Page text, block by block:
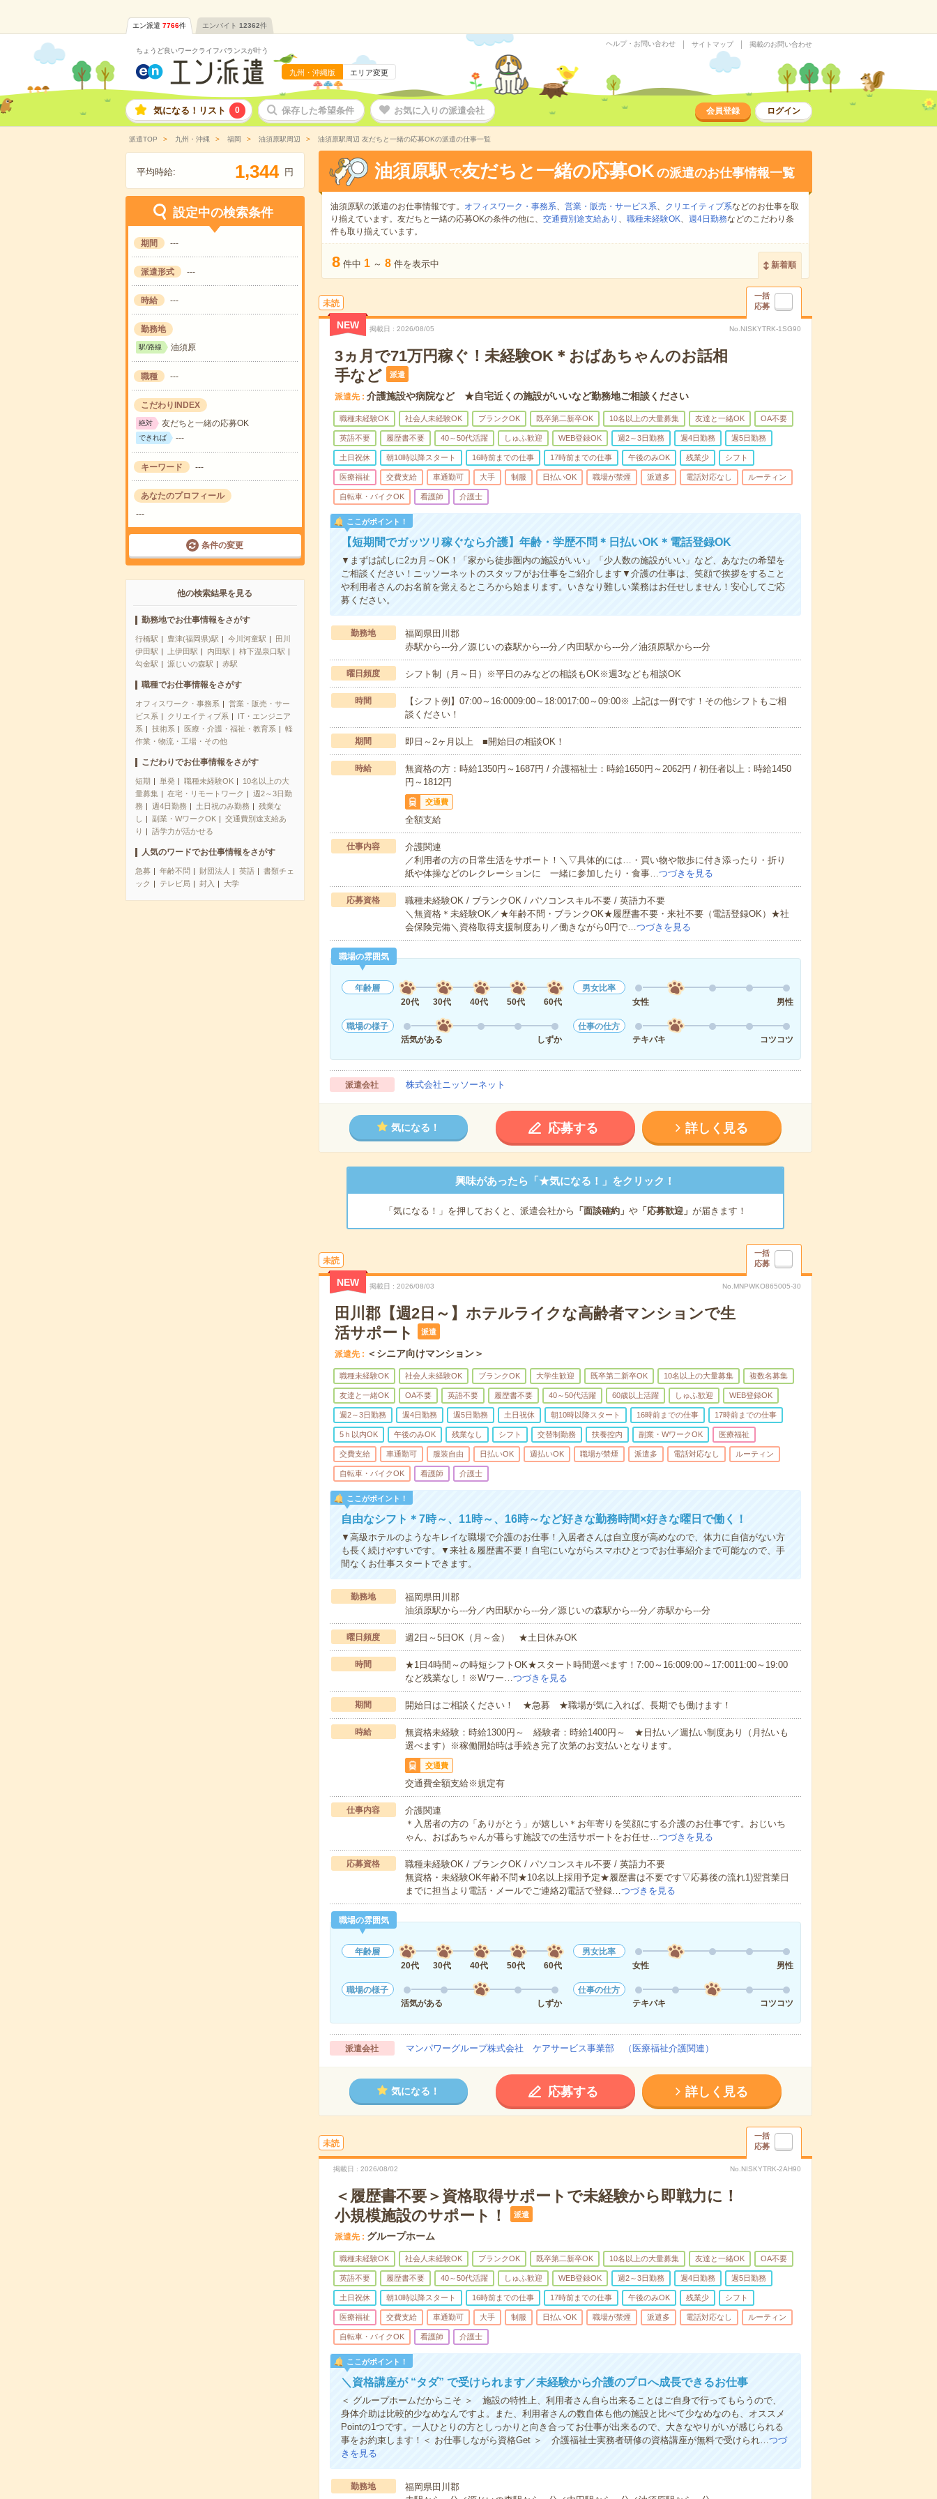
エン派遣 7766件 エンバイト 12362件
ちょうど良いワークライフバランスが叶う
九州・沖縄版 エリア変更
ヘルプ・お問い合わせ サイトマップ 掲載のお問い合わせ
気になる！リスト 0 保存した希望条件 お気に入りの派遣会社 会員登録 ログイン
派遣TOP 九州・沖縄 福岡 油須原駅周辺 油須原駅周辺 友だちと一緒の応募OKの派遣の仕事一覧
平均時給: 1,344 円
設定中の検索条件
期間 ---
派遣形式 ---
時給 ---
勤務地
駅/路線 油須原
職種 ---
こだわりINDEX
絶対 友だちと一緒の応募OK
できれば ---
キーワード ---
あなたのプロフィール
---
条件の変更
他の検索結果を見る
勤務地でお仕事情報をさがす
行橋駅 豊津(福岡県)駅 今川河童駅
田川
伊田駅
上伊田駅 内田駅
柿下温泉口駅
勾金駅
源じいの森駅 赤駅
職種でお仕事情報をさがす
オフィスワーク・事務系
営業・販売・サー
ビス系
クリエイティブ系
IT・エンジニア
系
技術系 医療・介護・福祉・教育系
軽
作業・物流・工場・その他
こだわりでお仕事情報をさがす
短期 単発 職種未経験OK
10名以上の大
量募集
在宅・リモートワーク
週2～3日勤
務
週4日勤務 土日祝のみ勤務
残業な
し
副業・WワークOK
交通費別途支給あ
り
語学力が活かせる
人気のワードでお仕事情報をさがす
急募 年齢不問 財団法人 英語
書類チェ
ック
テレビ局 封入 大学
油須原駅 で友だちと一緒の応募OKの派遣のお仕事情報一覧
油須原駅の派遣のお仕事情報です。 オフィスワーク・事務系、 営業・販売・サービス系、 クリエイティブ系などのお仕事を取
り揃えています。友だちと一緒の応募OKの条件の他に、 交通費別途支給あり 、 職種未経験OK、 週4日勤務などのこだわり条
件も取り揃えています。
8 件中 1 ～ 8 件を表示中 新着順
未読
一括
応募
NEW 掲載日 2026/08/05 No.NISKYTRK-1SG90
3ヵ月で71万円稼ぐ！未経験OK＊おばあちゃんのお話相
手など
派遣
派遣先 介護施設や病院など ★自宅近くの施設がいいなど勤務地ご相談ください
職種未経験OK 社会人未経験OK ブランクOK 既卒第二新卒OK 10名以上の大量募集 友達と一緒OK OA不要
英語不要 履歴書不要 40～50代活躍 しゅふ歓迎 WEB登録OK 週2～3日勤務 週4日勤務 週5日勤務
土日祝休 朝10時以降スタート 16時前までの仕事 17時前までの仕事 午後のみOK 残業少 シフト
医療福祉 交費支給 車通勤可 大手 制服 日払いOK 職場が禁煙 派遣多 電話対応なし ルーティン
自転車・バイクOK 看護師 介護士
ここがポイント！
【短期間でガッツリ稼ぐなら介護】年齢・学歴不問＊日払いOK＊電話登録OK
▼まずは試しに2カ月～OK！「家から徒歩圏内の施設がいい」「少人数の施設がいい」など、あなたの希望を
ご相談ください！ニッソーネットのスタッフがお仕事をご紹介します▼介護の仕事は、笑顔で挨拶をすること
や利用者さんのお名前を覚えるところから始まります。いきなり難しい業務はお任せしません！安心してご応
募ください。
勤務地
福岡県田川郡
赤駅から---分／源じいの森駅から---分／内田駅から---分／油須原駅から---分
曜日頻度 シフト制（月～日）※平日のみなどの相談もOK※週3なども相談OK
時間
【シフト例】07:00～16:0009:00～18:0017:00～09:00※ 上記は一例です！その他シフトもご相
談ください！
期間 即日～2ヶ月以上 ■開始日の相談OK！
時給
無資格の方：時給1350円～1687円 / 介護福祉士：時給1650円～2062円 / 初任者以上：時給1450
円～1812円
交通費
全額支給
仕事内容
介護関連
／利用者の方の日常生活をサポート！＼▽具体的には…・買い物や散歩に付き添ったり・折り
紙や体操などのレクレーションに 一緒に参加したり・食事…つづきを見る
応募資格
職種未経験OK / ブランクOK / パソコンスキル不要 / 英語力不要
＼無資格＊未経験OK／★年齢不問・ブランクOK★履歴書不要・来社不要（電話登録OK）★社
会保険完備＼資格取得支援制度あり／働きながら0円で…つづきを見る
職場の雰囲気
年齢層
20代
30代 40代 50代 60代
男女比率
女性
男性
職場の様子
活気がある
しずか
仕事の仕方
テキパキ
コツコツ
派遣会社 株式会社ニッソーネット
気になる！ 応募する 詳しく見る
興味があったら「★気になる！」をクリック！
「気になる！」を押しておくと、派遣会社から 「面談確約」 や「応募歓迎」 が届きます！
未読
一括
応募
NEW 掲載日 2026/08/03 No.MNPWKO865005-30
田川郡【週2日～】ホテルライクな高齢者マンションで生
活サポート
派遣
派遣先 ＜シニア向けマンション＞
職種未経験OK 社会人未経験OK ブランクOK 大学生歓迎 既卒第二新卒OK 10名以上の大量募集 複数名募集
友達と一緒OK OA不要 英語不要 履歴書不要 40～50代活躍 60歳以上活躍 しゅふ歓迎 WEB登録OK
週2～3日勤務 週4日勤務 週5日勤務 土日祝休 朝10時以降スタート 16時前までの仕事 17時前までの仕事
5ｈ以内OK 午後のみOK 残業なし シフト 交替制勤務 扶養控内 副業・WワークOK 医療福祉
交費支給 車通勤可 服装自由 日払いOK 週払いOK 職場が禁煙 派遣多 電話対応なし ルーティン
自転車・バイクOK 看護師 介護士
ここがポイント！
自由なシフト＊7時～、11時～、16時～など好きな勤務時間×好きな曜日で働く！
▼高級ホテルのようなキレイな職場で介護のお仕事！入居者さんは自立度が高めなので、体力に自信がない方
も長く続けやすいです。▼来社＆履歴書不要！自宅にいながらスマホひとつでお仕事紹介まで可能なので、手
間なくお仕事スタートできます。
勤務地
福岡県田川郡
油須原駅から---分／内田駅から---分／源じいの森駅から---分／赤駅から---分
曜日頻度 週2日～5日OK（月～金） ★土日休みOK
時間
★1日4時間～の時短シフトOK★スタート時間選べます！7:00～16:009:00～17:0011:00～19:00
など残業なし！※Wワー…つづきを見る
期間 開始日はご相談ください！ ★急募 ★職場が気に入れば、長期でも働けます！
時給
無資格未経験：時給1300円～ 経験者：時給1400円～ ★日払い／週払い制度あり（月払いも
選べます）※稼働開始時は手続き完了次第のお支払いとなります。
交通費
交通費全額支給※規定有
仕事内容
介護関連
＊入居者の方の「ありがとう」が嬉しい＊お年寄りを笑顔にする介護のお仕事です。おじいち
ゃん、おばあちゃんが暮らす施設での生活サポートをお任せ…つづきを見る
応募資格
職種未経験OK / ブランクOK / パソコンスキル不要 / 英語力不要
無資格・未経験OK年齢不問★10名以上採用予定★履歴書は不要です▽応募後の流れ1)翌営業日
までに担当より電話・メールでご連絡2)電話で登録…つづきを見る
職場の雰囲気
年齢層
20代
30代 40代 50代 60代
男女比率
女性
男性
職場の様子
活気がある
しずか
仕事の仕方
テキパキ
コツコツ
派遣会社 マンパワーグループ株式会社 ケアサービス事業部 （医療福祉介護関連）
気になる！ 応募する 詳しく見る
未読
一括
応募
掲載日 2026/08/02 No.NISKYTRK-2AH90
＜履歴書不要＞資格取得サポートで未経験から即戦力に！
小規模施設のサポート！
派遣
派遣先 グループホーム
職種未経験OK 社会人未経験OK ブランクOK 既卒第二新卒OK 10名以上の大量募集 友達と一緒OK OA不要
英語不要 履歴書不要 40～50代活躍 しゅふ歓迎 WEB登録OK 週2～3日勤務 週4日勤務 週5日勤務
土日祝休 朝10時以降スタート 16時前までの仕事 17時前までの仕事 午後のみOK 残業少 シフト
医療福祉 交費支給 車通勤可 大手 制服 日払いOK 職場が禁煙 派遣多 電話対応なし ルーティン
自転車・バイクOK 看護師 介護士
ここがポイント！
＼資格講座が “タダ” で受けられます／未経験から介護のプロへ成長できるお仕事
＜ グループホームだからこそ ＞ 施設の特性上、利用者さん自ら出来ることはご自身で行ってもらうので、
身体介助は比較的少なめなんですよ。また、利用者さんの数自体も他の施設と比べて少なめなのも、オススメ
Pointの1つです。一人ひとりの方としっかりと向き合ってお仕事が出来るので、大きなやりがいが感じられる
事をお約束します！＜ お仕事しながら資格Get ＞ 介護福祉士実務者研修の資格講座が無料で受けられ…つづ
きを見る
勤務地
福岡県田川郡